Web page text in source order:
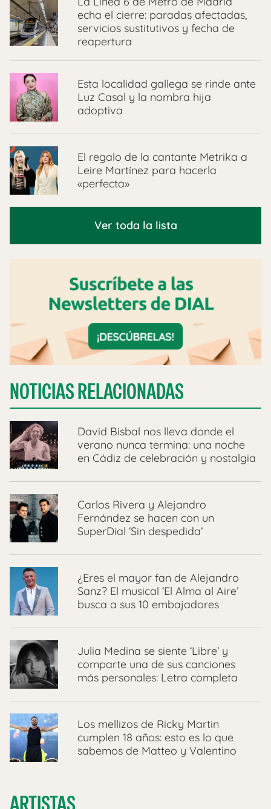
echa el cierre: paradas afectadas,
servicios sustitutivos y fecha de
reapertura
Esta localidad gallega se rinde ante
Luz Casal y la nombra hija
adoptiva
El regalo de la cantante Metrika a
Leire Martínez para hacerla
«perfecta»
Ver toda la lista
NOTICIAS RELACIONADAS
David Bisbal nos lleva donde el
verano nunca termina: una noche
en Cádiz de celebración y nostalgia
Carlos Rivera y Alejandro
Fernández se hacen con un
SuperDial ‘Sin despedida’
¿Eres el mayor fan de Alejandro
Sanz? El musical ‘El Alma al Aire’
busca a sus 10 embajadores
Julia Medina se siente ‘Libre’ y
comparte una de sus canciones
más personales: Letra completa
Los mellizos de Ricky Martin
cumplen 18 años: esto es lo que
sabemos de Matteo y Valentino